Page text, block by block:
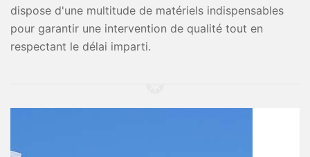
dispose d'une multitude de matériels indispensables
pour garantir une intervention de qualité tout en
respectant le délai imparti.